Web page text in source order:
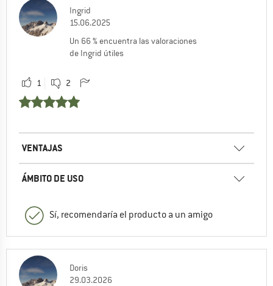
Ingrid
15.06.2025
Un 66 % encuentra las valoraciones
de Ingrid útiles
1 2
VENTAJAS
ÁMBITO DE USO
Sí, recomendaría el producto a un amigo
Doris
29.03.2026